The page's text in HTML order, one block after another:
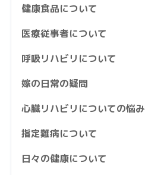
健康食品について
医療従事者について
呼吸リハビリについて
嫁の日常の疑問
心臓リハビリについての悩み
指定難病について
日々の健康について